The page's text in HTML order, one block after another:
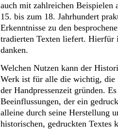
auch mit zahlreichen Beispielen
15. bis zum 18. Jahrhundert
Erkenntnisse zu den
tradierten Texten liefert. Hierfür
danken.
Welchen Nutzen kann der
Werk ist für alle die wichtig, die
der Handpressenzeit gründen.
Beeinflussungen, der ein
alleine durch seine Herstellung
historischen, gedruckten Textes